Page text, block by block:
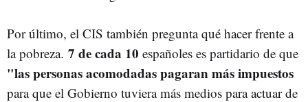
Por último, el CIS también pregunta qué hacer frente a
la pobreza. 7 de cada 10 españoles es partidario de que
"las personas acomodadas pagaran más impuestos
para que el Gobierno tuviera más medios para actuar de